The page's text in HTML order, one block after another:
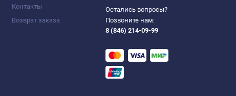
Контакты
Возврат заказа
Остались вопросы?
Позвоните нам:
8 (846) 214-09-99